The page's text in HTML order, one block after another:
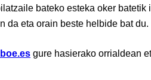
bateko esteka oker batetik
da eta orain beste helbide bat du.
gure hasierako orrialdean